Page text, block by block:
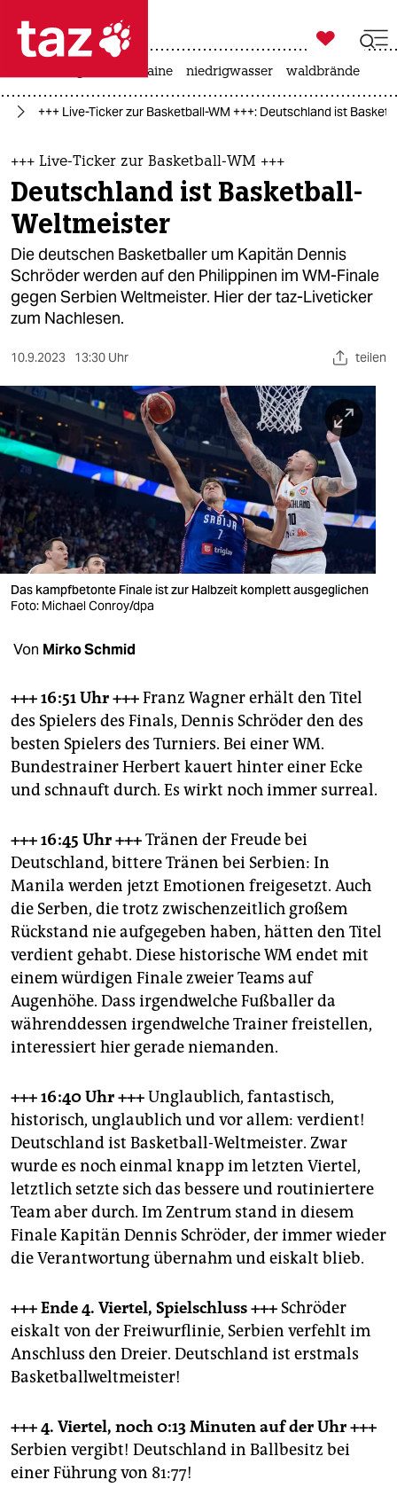
 taz zahl ich
taz zahl ich
themen
politik
öko
gesellschaft
kultur
sport
berlin
nord
wahrheit
verlag
verlag
veranstaltungen
fragen & hilfe
unterstützen
abo
genossenschaft
epaper login

taz zahl ich
krieg in der ukraine niedrigwasser waldbrände
+++ Live-Ticker zur Basketball-WM +++: Deutschland ist
+++ Live-Ticker zur Basketball-WM +++
Deutschland ist Basketball-
Weltmeister
Die deutschen Basketballer um Kapitän Dennis
Schröder werden auf den Philippinen im WM-Finale
gegen Serbien Weltmeister. Hier der taz-Liveticker
zum Nachlesen.
10.9.2023 13:30 Uhr teilen
Das kampfbetonte Finale ist zur Halbzeit komplett ausgeglichen
Foto: Michael Conroy/dpa
Von Mirko Schmid
+++ 16:51 Uhr +++Franz Wagner erhält den Titel
des Spielers des Finals, Dennis Schröder den des
besten Spielers des Turniers. Bei einer WM.
Bundestrainer Herbert kauert hinter einer Ecke
und schnauft durch. Es wirkt noch immer surreal.
+++ 16:45 Uhr +++Tränen der Freude bei
Deutschland, bittere Tränen bei Serbien: In
Manila werden jetzt Emotionen freigesetzt. Auch
die Serben, die trotz zwischenzeitlich großem
Rückstand nie aufgegeben haben, hätten den Titel
verdient gehabt. Diese historische WM endet mit
einem würdigen Finale zweier Teams auf
Augenhöhe. Dass irgendwelche Fußballer da
währenddessen irgendwelche Trainer freistellen,
interessiert hier gerade niemanden.
+++ 16:40 Uhr +++Unglaublich, fantastisch,
historisch, unglaublich und vor allem: verdient!
Deutschland ist Basketball-Weltmeister. Zwar
wurde es noch einmal knapp im letzten Viertel,
letztlich setzte sich das bessere und routiniertere
Team aber durch. Im Zentrum stand in diesem
Finale Kapitän Dennis Schröder, der immer wieder
die Verantwortung übernahm und eiskalt blieb.
+++ Ende 4. Viertel, Spielschluss+++ Schröder
eiskalt von der Freiwurflinie, Serbien verfehlt im
Anschluss den Dreier. Deutschland ist erstmals
Basketballweltmeister!
+++ 4. Viertel, noch 0:13 Minutenauf der Uhr +++
Serbien vergibt! Deutschland in Ballbesitz bei
einer Führung von 81:77!